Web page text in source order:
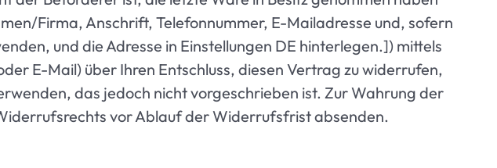
Firma, Anschrift, Telefonnummer, E-Mailadresse und, sofern
und die Adresse in Einstellungen DE hinterlegen.]) mittels
E-Mail) über Ihren Entschluss, diesen Vertrag zu widerrufen,
das jedoch nicht vorgeschrieben ist. Zur Wahrung der
vor Ablauf der Widerrufsfrist absenden.